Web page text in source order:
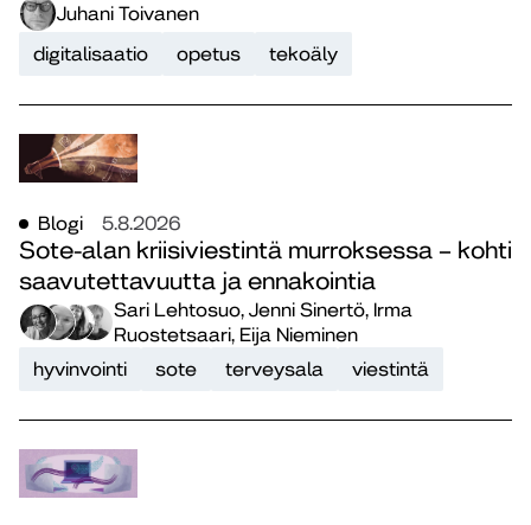
Juhani Toivanen
digitalisaatio
opetus tekoäly
Blogi 5.8.2026
Sote-alan kriisiviestintä murroksessa – kohti
saavutettavuutta ja ennakointia
Sari Lehtosuo, Jenni Sinertö, Irma
Ruostetsaari, Eija Nieminen
hyvinvointi
sote terveysala viestintä